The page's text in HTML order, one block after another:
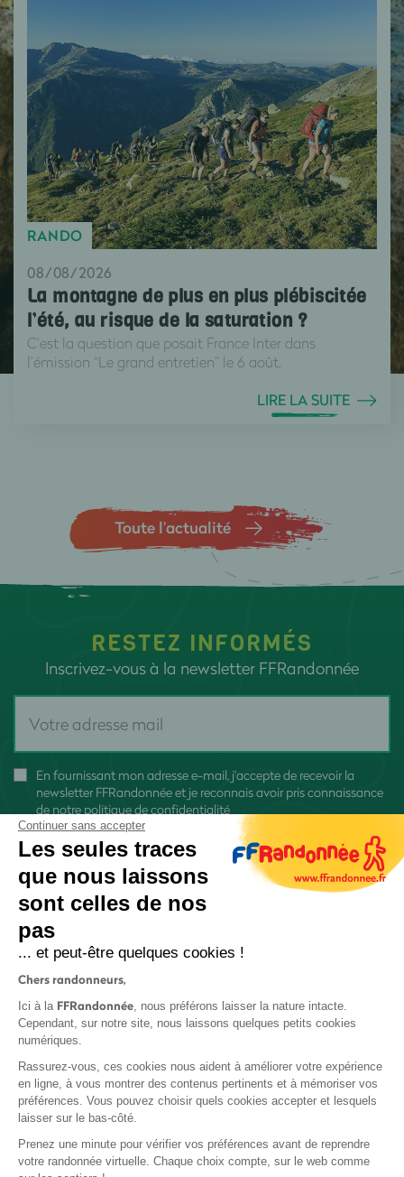
RANDO
08/08/2026
La montagne de plus en plus plébiscitée
l’été, au risque de la saturation ?
C’est la question que posait France Inter dans
l’émission “Le grand entretien” le 6 août.
LIRE LA SUITE
Toute l’actualité
RESTEZ INFORMÉS
Inscrivez-vous à la newsletter FFRandonnée
En fournissant mon adresse e-mail, j'accepte de recevoir la
newsletter FFRandonnée et je reconnais avoir pris connaissance
de notre politique de confidentialité
Protection des données
Politique de confidentialité
Continuer sans accepter
Les seules traces
que nous laissons
sont celles de nos
pas
... et peut-être quelques cookies !
Chers randonneurs,
Ici à la FFRandonnée, nous préférons laisser la nature intacte.
Cependant, sur notre site, nous laissons quelques petits cookies
numériques.
Rassurez-vous, ces cookies nous aident à améliorer votre expérience
en ligne, à vous montrer des contenus pertinents et à mémoriser vos
préférences. Vous pouvez choisir quels cookies accepter et lesquels
laisser sur le bas-côté.
Prenez une minute pour vérifier vos préférences avant de reprendre
votre randonnée virtuelle. Chaque choix compte, sur le web comme